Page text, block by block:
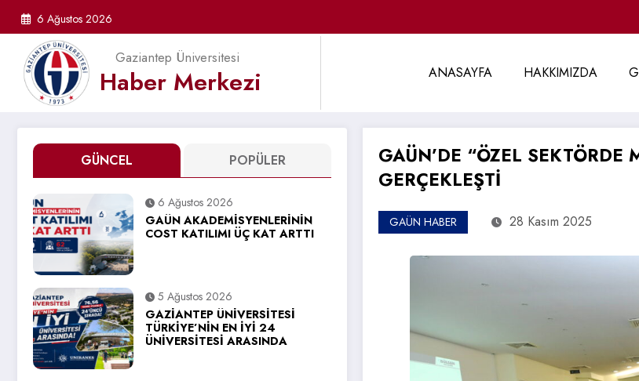
6 Ağustos 2026
Gaziantep Üniversitesi
Haber Merkezi ANASAYFA HAKKIMIZDA
GÜNCEL POPÜLER
6 Ağustos 2026
GAÜN AKADEMİSYENLERİNİN
COST KATILIMI ÜÇ KAT ARTTI
5 Ağustos 2026
GAZİANTEP ÜNİVERSİTESİ
TÜRKİYE’NİN EN İYİ 24
ÜNİVERSİTESİ ARASINDA
GAÜN’DE “ÖZEL
GERÇEKLEŞTİ
GAÜN HABER 28 Kasım 2025